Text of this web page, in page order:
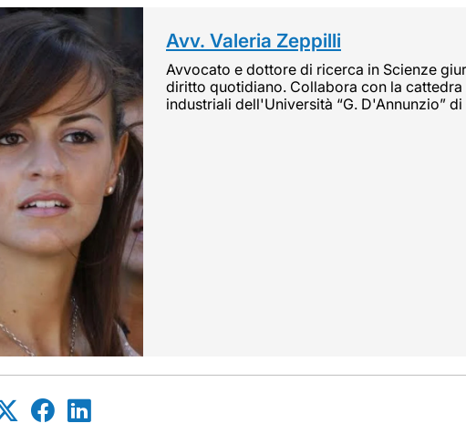
Avv. Valeria Zeppilli
Avvocato e dottore di ricerca in Scienze
diritto quotidiano. Collabora con la
industriali dell'Università “G. D'Annunzio” di